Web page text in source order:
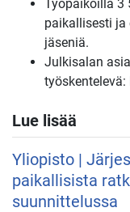
Työpaikoilla
paikallisesti ja
jäseniä.
Julkisalan
työskentelevä:
Lue lisää
Yliopisto |
paikallisista
suunnittelussa